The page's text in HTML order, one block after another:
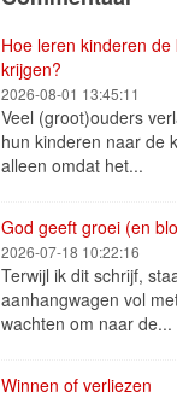
Hoe leren kinderen de
krijgen?
2026-08-01 13:45:11
Veel (groot)ouders
hun kinderen naar de
alleen omdat het...
God geeft groei (en
2026-07-18 10:22:16
Terwijl ik dit schrijf,
aanhangwagen vol
wachten om naar de...
Winnen of verliezen